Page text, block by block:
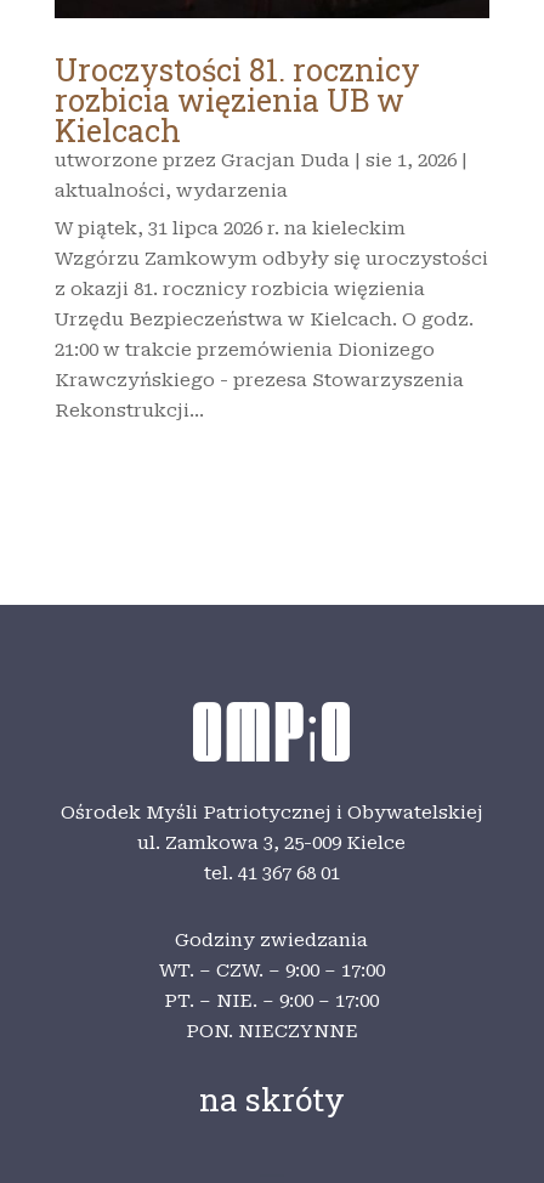
Uroczystości 81. rocznicy
rozbicia więzienia UB w
Kielcach
utworzone przez Gracjan Duda| sie 1, 2026|
aktualności, wydarzenia
W piątek, 31 lipca 2026 r. na kieleckim
Wzgórzu Zamkowym odbyły się uroczystości
z okazji 81. rocznicy rozbicia więzienia
Urzędu Bezpieczeństwa w Kielcach. O godz.
21:00 w trakcie przemówienia Dionizego
Krawczyńskiego - prezesa Stowarzyszenia
Rekonstrukcji...
Ośrodek Myśli Patriotycznej i Obywatelskiej
ul. Zamkowa 3,25-009 Kielce
tel. 41 367 68 01
Godziny zwiedzania
WT. – CZW. – 9:00 – 17:00
PT. – NIE. – 9:00 – 17:00
PON. NIECZYNNE
na skróty